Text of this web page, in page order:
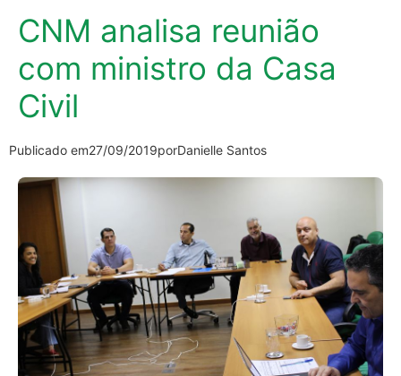
CNM analisa reunião
com ministro da Casa
Civil
Publicado em27/09/2019porDanielle Santos